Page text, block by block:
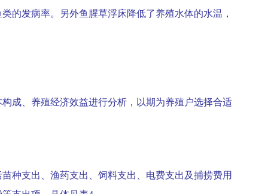
的发病率。另外鱼腥草浮床降低了养殖水体的水温，
成、养殖经济效益进行分析，以期为养殖户选择合适
种支出、渔药支出、饲料支出、电费支出及捕捞费用